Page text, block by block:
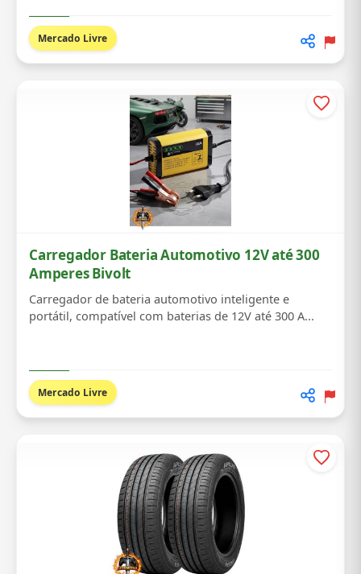
Mercado Livre
Carregador Bateria Automotivo 12V até 300
Amperes Bivolt
Carregador de bateria automotivo inteligente e
portátil, compatível com baterias de 12V até 300 A...
Mercado Livre